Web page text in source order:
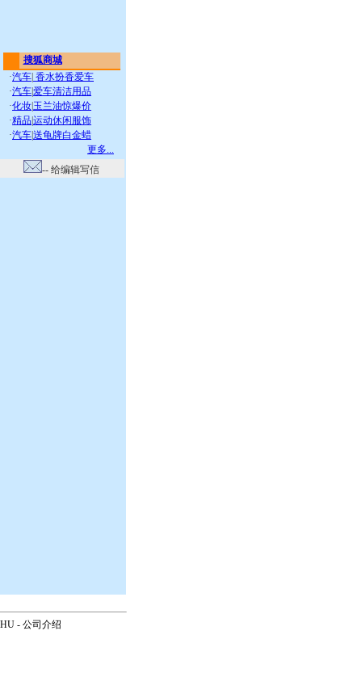
搜狐商城
·汽车 香水扮香爱车
·汽车爱车清洁用品
·化妆 玉兰油惊爆价
·精品运动休闲服饰
·汽车送龟牌白金蜡
更多...
-- 给编辑写信
- 公司介绍